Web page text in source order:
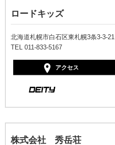
ロードキッズ
北海道札幌市白石区東札幌3条3-3-21
TEL 011-833-5167
アクセス
株式会社 秀岳荘